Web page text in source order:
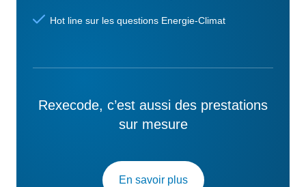
Hot line sur les questions Energie-Climat
Rexecode, c’est aussi des prestations
sur mesure
En savoir plus